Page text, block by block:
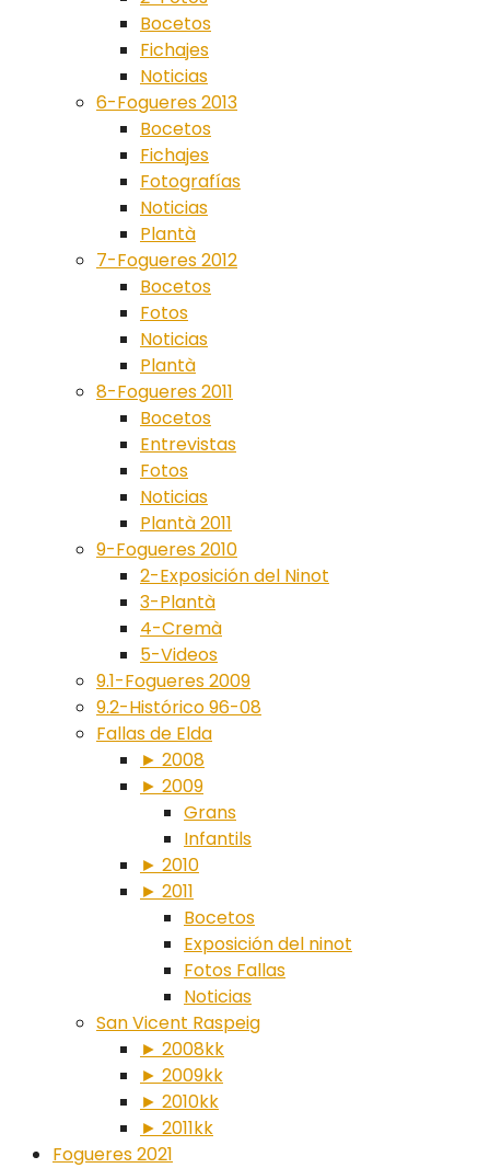
Bocetos
Fichajes
Noticias
6-Fogueres 2013
Bocetos
Fichajes
Fotografías
Noticias
Plantà
7-Fogueres 2012
Bocetos
Fotos
Noticias
Plantà
8-Fogueres 2011
Bocetos
Entrevistas
Fotos
Noticias
Plantà 2011
9-Fogueres 2010
2-Exposición del Ninot
3-Plantà
4-Cremà
5-Videos
9.1-Fogueres 2009
9.2-Histórico 96-08
Fallas de Elda
► 2008
► 2009
Grans
Infantils
► 2010
► 2011
Bocetos
Exposición del ninot
Fotos Fallas
Noticias
San Vicent Raspeig
► 2008kk
► 2009kk
► 2010kk
► 2011kk
Fogueres 2021